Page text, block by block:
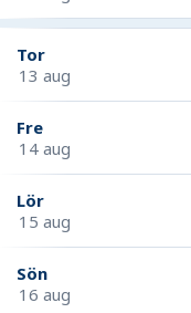
Tor
13 aug
Fre
14 aug
Lör
15 aug
Sön
16 aug